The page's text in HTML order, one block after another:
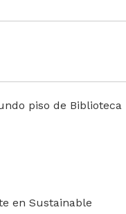
piso de Biblioteca
en Sustainable